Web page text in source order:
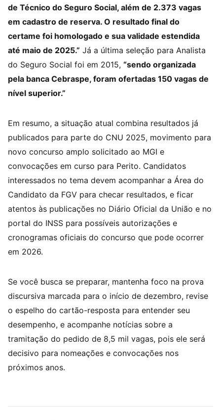
de Técnico do Seguro Social, além de 2.373 vagas
em cadastro de reserva. O resultado final do
certame foi homologado e sua validade estendida
até maio de 2025.” Já a última seleção para Analista
do Seguro Social foi em 2015, “sendo organizada
pela banca Cebraspe, foram ofertadas 150 vagas de
nível superior.”
Em resumo, a situação atual combina resultados já
publicados para parte do CNU 2025, movimento para
novo concurso amplo solicitado ao MGI e
convocações em curso para Perito. Candidatos
interessados no tema devem acompanhar a Área do
Candidato da FGV para checar resultados, e ficar
atentos às publicações no Diário Oficial da União e no
portal do INSS para possíveis autorizações e
cronogramas oficiais do concurso que pode ocorrer
em 2026.
Se você busca se preparar, mantenha foco na prova
discursiva marcada para o início de dezembro, revise
o espelho do cartão-resposta para entender seu
desempenho, e acompanhe notícias sobre a
tramitação do pedido de 8,5 mil vagas, pois ele será
decisivo para nomeações e convocações nos
próximos anos.